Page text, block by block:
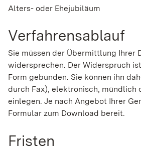
Alters- oder Ehejubiläum
Verfahrensablauf
Sie müssen der Übermittlung Ihrer
widersprechen. Der Widerspruch
Form gebunden. Sie können ihn
durch Fax), elektronisch, mündlich
einlegen. Je nach Angebot Ihrer
Formular zum Download bereit.
Fristen